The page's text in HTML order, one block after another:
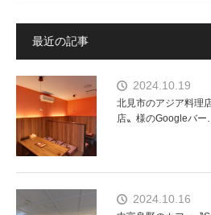
最近の記事
2024.10.19
北見市のアジア料理
店〟様のGoogleバー…
2024.10.16